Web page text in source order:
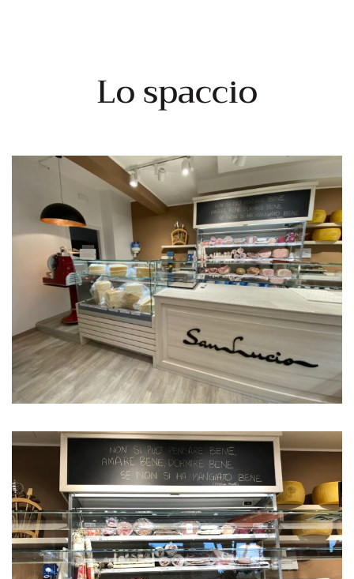
Lo spaccio